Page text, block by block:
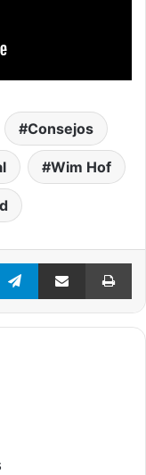
Consejos
Wim Hof
TelegramCompartir vía mail